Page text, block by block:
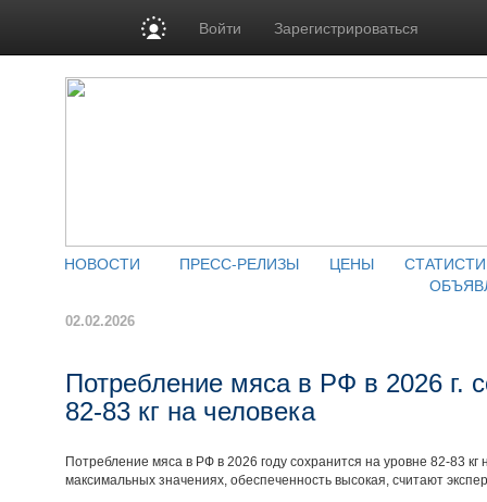
Войти Зарегистрироваться
НОВОСТИ ПРЕСС-РЕЛИЗЫ ЦЕНЫ
02.02.2026
Потребление мяса в РФ в 2026 г.
82-83 кг на человека
Потребление мяса в РФ в 2026 году сохранится на уровне 82-83
максимальных значениях, обеспеченность высокая, считают